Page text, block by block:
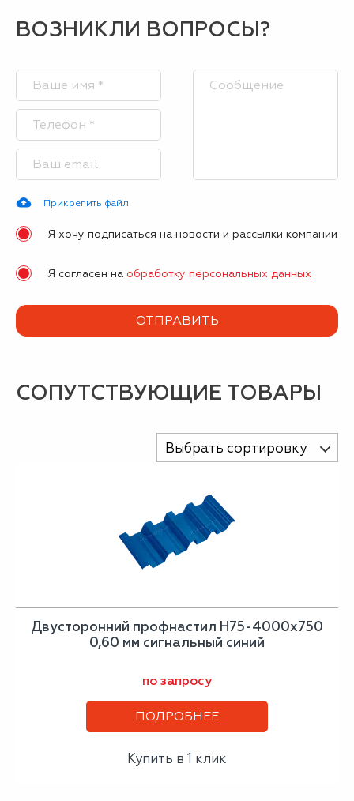
ВОЗНИКЛИ ВОПРОСЫ?
Прикрепить файл
Я хочу подписаться на новости и рассылки компании
Я согласен на обработку персональных данных
СОПУТСТВУЮЩИЕ ТОВАРЫ
Выбрать сортировку
Двусторонний профнастил Н75-4000х750
0,60 мм сигнальный синий
по запросу
ПОДРОБНЕЕ
Купить в 1 клик